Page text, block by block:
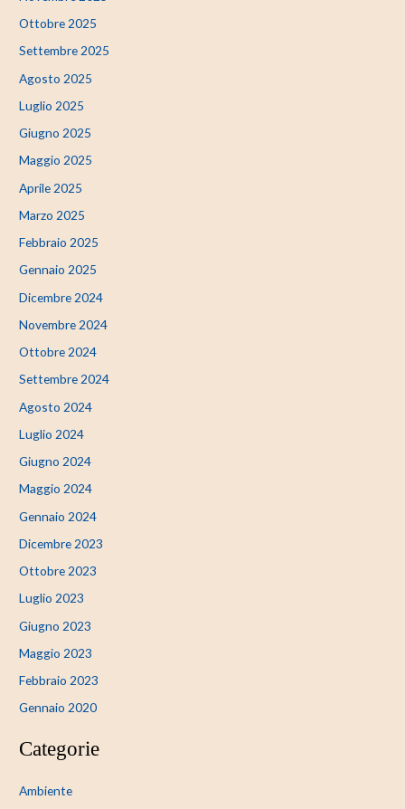
Ottobre 2025
Settembre 2025
Agosto 2025
Luglio 2025
Giugno 2025
Maggio 2025
Aprile 2025
Marzo 2025
Febbraio 2025
Gennaio 2025
Dicembre 2024
Novembre 2024
Ottobre 2024
Settembre 2024
Agosto 2024
Luglio 2024
Giugno 2024
Maggio 2024
Gennaio 2024
Dicembre 2023
Ottobre 2023
Luglio 2023
Giugno 2023
Maggio 2023
Febbraio 2023
Gennaio 2020
Categorie
Ambiente